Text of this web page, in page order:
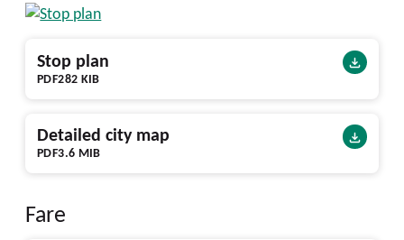
PDF282 KIB
Stop plan
PDF3.6 MIB
Detailed city map
Fare